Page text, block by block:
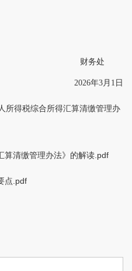
财务处
2026年3月 1 日
所得税综合所得汇算清缴管理办
算清缴管理办法》的解读.pdf
点.pdf